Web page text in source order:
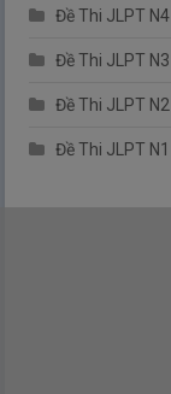
Đề Thi JLPT N4
Đề Thi JLPT N3
Đề Thi JLPT N2
Đề Thi JLPT N1